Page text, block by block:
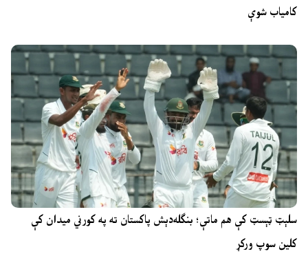
کامیاب شوې
سلېټ ټېسټ کې هم ماتې؛ بنګله‌دېش پاکستان ته په کورني میدان کې
کلین سوپ ورکړ